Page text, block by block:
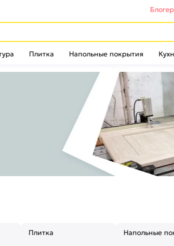
Плитка Напольные покрытия
Плитка Напольные